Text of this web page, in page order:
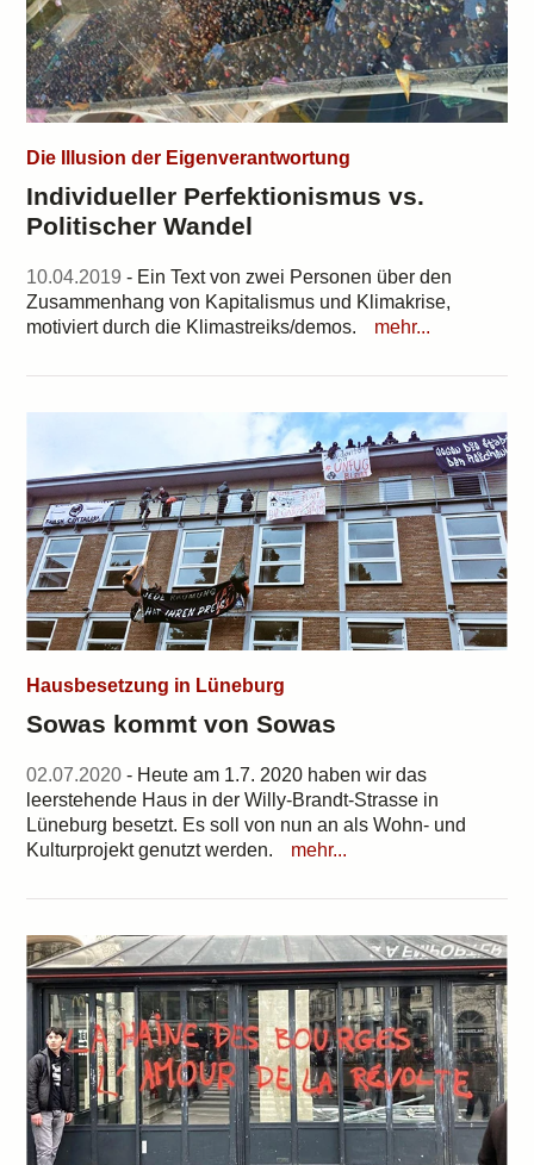
Die Illusion der Eigenverantwortung
Individueller Perfektionismus vs.
Politischer Wandel
10.04.2019 - Ein Text von zwei Personen über den
Zusammenhang von Kapitalismus und Klimakrise,
motiviert durch die Klimastreiks/demos.
mehr...
Hausbesetzung in Lüneburg
Sowas kommt von Sowas
02.07.2020 - Heute am 1.7. 2020 haben wir das
leerstehende Haus in der Willy-Brandt-Strasse in
Lüneburg besetzt. Es soll von nun an als Wohn- und
Kulturprojekt genutzt werden.
mehr...